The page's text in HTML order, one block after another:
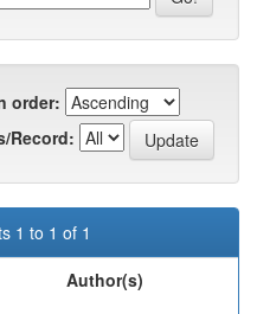
order:
Record:
1 to 1 of 1
Author(s)